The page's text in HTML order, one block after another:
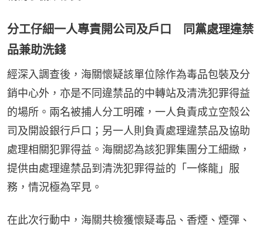
分工仔細一人專責開公司及戶口 同黨處理違禁
品兼助洗錢
經深入調查後，海關懷疑該單位除作為毒品包裝及分
銷中心外，亦是不同違禁品的中轉站及清洗犯罪得益
的場所。兩名被捕人分工明確，一人負責成立空殼公
司及開設銀行戶口；另一人則負責處理違禁品及協助
處理相關犯罪得益。海關認為該犯罪集團分工細緻，
提供由處理違禁品到清洗犯罪得益的「一條龍」服
務，情況極為罕見。
在此次行動中，海關共檢獲懷疑毒品、香煙、煙彈、